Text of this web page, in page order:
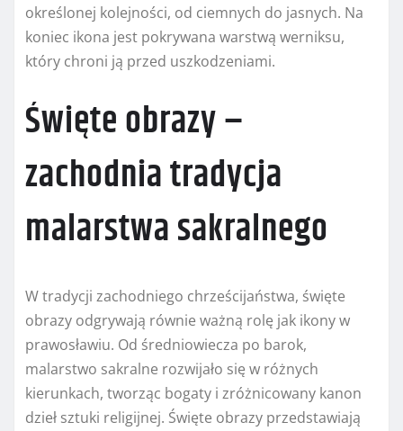
określonej kolejności, od ciemnych do jasnych. Na
koniec ikona jest pokrywana warstwą werniksu,
który chroni ją przed uszkodzeniami.
Święte obrazy –
zachodnia tradycja
malarstwa sakralnego
W tradycji zachodniego chrześcijaństwa, święte
obrazy odgrywają równie ważną rolę jak ikony w
prawosławiu. Od średniowiecza po barok,
malarstwo sakralne rozwijało się w różnych
kierunkach, tworząc bogaty i zróżnicowany kanon
dzieł sztuki religijnej. Święte obrazy przedstawiają